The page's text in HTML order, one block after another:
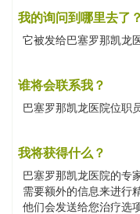
我的询问到哪里去了？
它被发给巴塞罗那凯龙
谁将会联系我？
巴塞罗那凯龙医院位职
我将获得什么？
巴塞罗那凯龙医院的专
需要额外的信息来进行
他们会发送给您治疗选